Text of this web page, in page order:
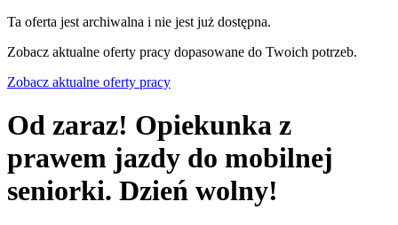
Ta oferta jest archiwalna i nie jest już dostępna.
Zobacz aktualne oferty pracy dopasowane do Twoich potrzeb.
Zobacz aktualne oferty pracy
Od zaraz! Opiekunka z
prawem jazdy do mobilnej
seniorki. Dzień wolny!